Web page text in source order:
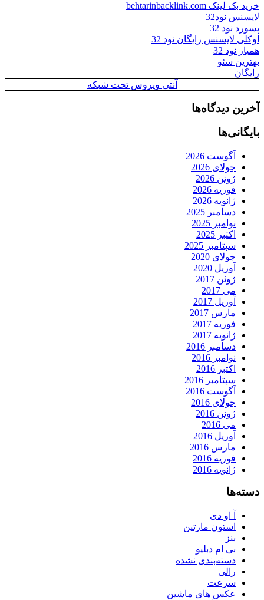
خرید بک لینک behtarinbacklink.com
لایسنس نود32
پسورد نود 32
اوکلی لایسنس رایگان نود 32
همیار نود 32
بهترین سئو
رایگان
آنتی ویروس تحت شبکه
آخرین دیدگاه‌ها
بایگانی‌ها
آگوست 2026
جولای 2026
ژوئن 2026
فوریه 2026
ژانویه 2026
دسامبر 2025
نوامبر 2025
اکتبر 2025
سپتامبر 2025
جولای 2020
آوریل 2020
ژوئن 2017
می 2017
آوریل 2017
مارس 2017
فوریه 2017
ژانویه 2017
دسامبر 2016
نوامبر 2016
اکتبر 2016
سپتامبر 2016
آگوست 2016
جولای 2016
ژوئن 2016
می 2016
آوریل 2016
مارس 2016
فوریه 2016
ژانویه 2016
دسته‌ها
آ او دی
استون مارتین
بنز
بی ام دبلیو
دسته‌بندی نشده
رالی
سرعت
عکس های ماشین